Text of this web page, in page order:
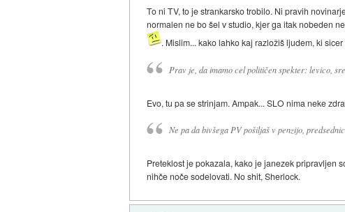
To ni TV, to je strankarsko trobilo. Ni pravih
normalen ne bo šel v studio, kjer ga itak nobeden
. Mislim... kako lahko kaj razložiš ljudem, ki
Prav je, da imamo cel političen spekter: levico,
Evo, tu pa se strinjam. Ampak... SLO nima neke
Ne pa da bivšega PV pošiljaš v penzijo,
Preteklost je pokazala, kako je janezek pripravljen
nihče noče sodelovati. No shit, Sherlock.